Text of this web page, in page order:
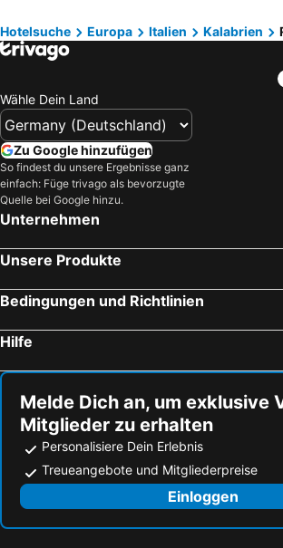
Soverato, Kalabrien Hotels
Bagnara Calabra, Kalabrien Hotels
Le
Catania, Sizilien Hotels
Tropea, Kalabrien Hotels
Capo Vaticano, Kalabrien Hotels
Pizzo, Kalabrien Hotels
Acireale, Sizilien Hotels
Mailand, Lombardei Hotels
Bibione, Venetien Hotels
Malcesine,
Hotelsuche Europa Italien Kalabrien
Wähle Dein Land
Zu Google hinzufügen
So findest du unsere Ergebnisse ganz
einfach: Füge trivago als bevorzugte
Quelle bei Google hinzu.
Unternehmen
Unsere Produkte
Bedingungen und Richtlinien
Hilfe
Melde Dich an, um exklusive
Mitglieder zu erhalten
Personalisiere Dein Erlebnis
Treueangebote und Mitgliederpreise
Einloggen